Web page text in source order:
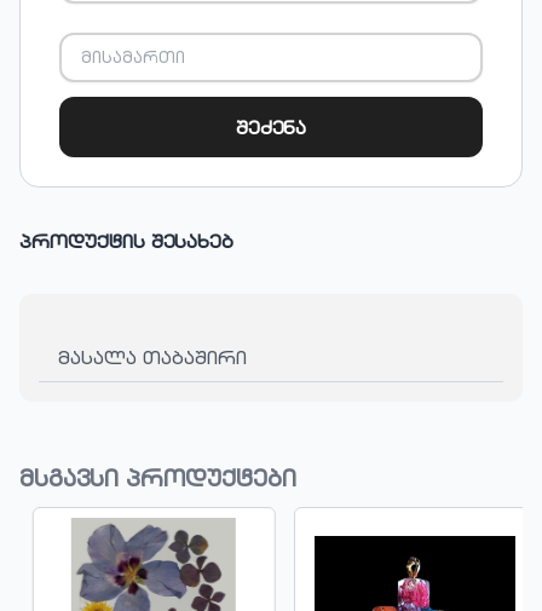
შეძენა
პროდუქტის შესახებ
მასალა თაბაშირი
მსგავსი პროდუქტები